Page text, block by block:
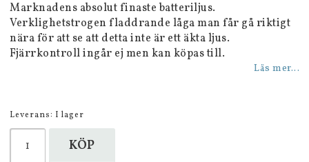
Marknadens absolut finaste batteriljus.
Verklighetstrogen fladdrande låga man får gå riktigt
nära för att se att detta inte är ett äkta ljus.
Fjärrkontroll ingår ej men kan köpas till.
Läs mer...
Leverans: I lager
KÖP